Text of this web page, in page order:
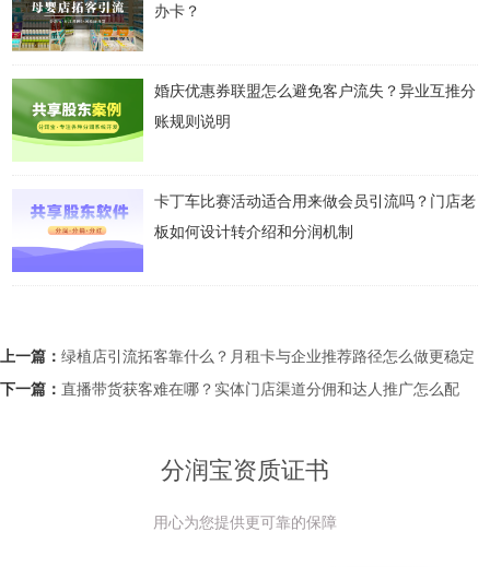
办卡？
婚庆优惠券联盟怎么避免客户流失？异业互推分
账规则说明
卡丁车比赛活动适合用来做会员引流吗？门店老
板如何设计转介绍和分润机制
上一篇： 绿植店引流拓客靠什么？月租卡与企业推荐路径怎么做更稳定
下一篇： 直播带货获客难在哪？实体门店渠道分佣和达人推广怎么配
分润宝资质证书
用心为您提供更可靠的保障